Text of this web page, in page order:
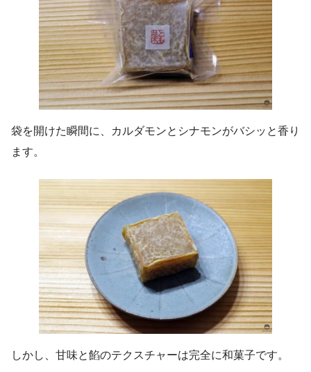
袋を開けた瞬間に、カルダモンとシナモンがバシッと香り
ます。
しかし、甘味と餡のテクスチャーは完全に和菓子です。